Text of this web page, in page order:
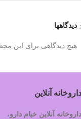
دیدگاهها
هیچ دیدگاهی برای این
داروخانه آنلاین
داروخانه آنلاین خیام دارو،